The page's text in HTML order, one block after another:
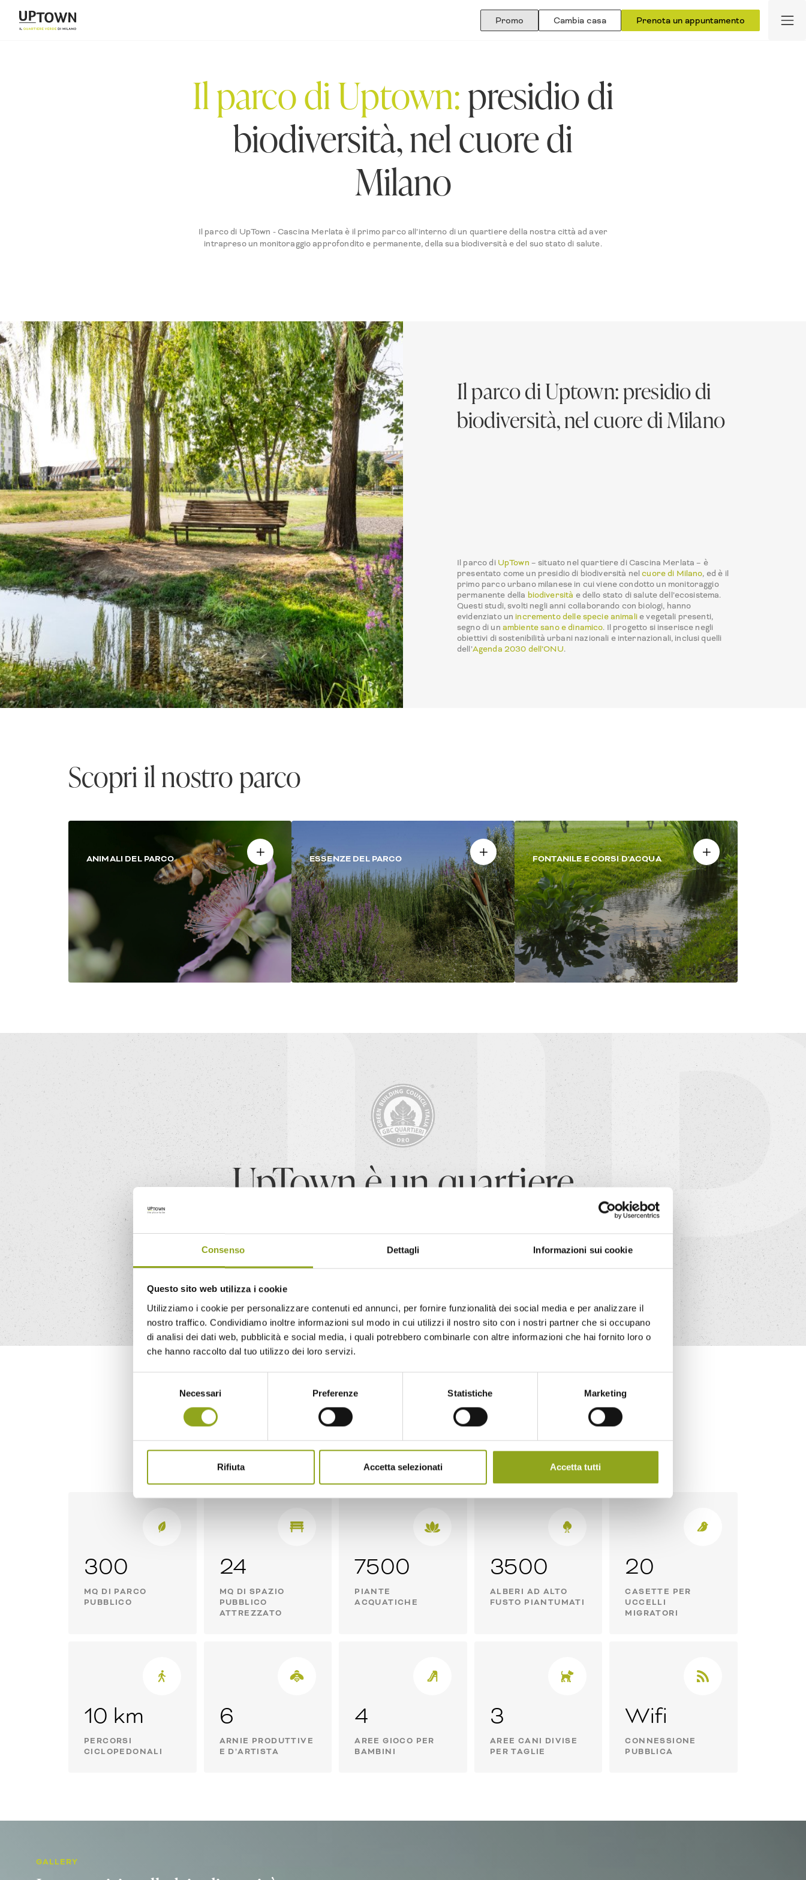
Consenso Dettagli Informazioni sui cookie
Questo sito web utilizza i cookie
Utilizziamo i cookie per personalizzare contenuti ed annunci, per fornire funzionalità dei social media e per analizzare il
nostro traffico. Condividiamo inoltre informazioni sul modo in cui utilizzi il nostro sito con i nostri partner che si occupano
di analisi dei dati web, pubblicità e social media, i quali potrebbero combinarle con altre informazioni che hai fornito loro o
che hanno raccolto dal tuo utilizzo dei loro servizi.
Necessari Preferenze Statistiche Marketing
Rifiuta Accetta selezionati Accetta tutti
Promo Cambia casa Prenota un appuntamento
Il parco di Uptown:presidio di
biodiversità, nel cuore di
Milano
Il parco di UpTown - Cascina Merlata è il primo parco all’interno di un quartiere della nostra città ad aver
intrapreso un monitoraggio approfondito e permanente, della sua biodiversità e del suo stato di salute.
Il parco di Uptown: presidio di
biodiversità, nel cuore di Milano
Il parco di UpTown – situato nel quartiere di Cascina Merlata – è
presentato come un presidio di biodiversità nelcuore di Milano, ed è il
primo parco urbano milanese in cui viene condotto un monitoraggio
permanente della biodiversità e dello stato di salute dell’ecosistema.
Questi studi, svolti negli anni collaborando con biologi, hanno
evidenziato unincremento delle specie animalie vegetali presenti,
segno di un ambiente sano e dinamico. Il progetto si inserisce negli
obiettivi di sostenibilità urbani nazionali e internazionali, inclusi quelli
dell’Agenda 2030 dell’ONU.
Scopri il nostro parco
ANIMALI DEL PARCO ESSENZE DEL PARCO FONTANILE E CORSI D'ACQUA
UpTown è un quartiere
certificatoGBCQuartieri ORO
UpTown Milano è il primo distretto in Italia ad aver intrapreso il percorso di certificazione GBC Quartieri. Il protocollo,
Un Habitat Urbano dinamico, in cui la biodiversità
fiorisce
in ogni angolo
300
MQ DI PARCO
PUBBLICO
24
MQ DI SPAZIO
PUBBLICO
ATTREZZATO
7500
PIANTE
ACQUATICHE
3500
ALBERI AD ALTO
FUSTO PIANTUMATI
20
CASETTE PER
UCCELLI
MIGRATORI
10 km
PERCORSI
CICLOPEDONALI
6
ARNIE PRODUTTIVE
E D’ARTISTA
4
AREE GIOCO PER
BAMBINI
3
AREE CANI DIVISE
PER TAGLIE
Wifi
CONNESSIONE
PUBBLICA
GALLERY